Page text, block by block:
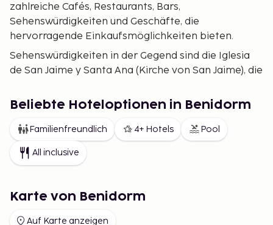
zahlreiche Cafés, Restaurants, Bars,
Sehenswürdigkeiten und Geschäfte, die
hervorragende Einkaufsmöglichkeiten bieten.
Sehenswürdigkeiten in der Gegend sind die Iglesia
de San Jaime y Santa Ana (Kirche von San Jaime), die
Castell und das La Cruz de Benidorm, die sich etwas
außerhalb der Stadt befinden.
Strände
Was die meisten Reisenden nach Benidorm lockt,
sind nicht nur das warme Klima, sondern auch die
westliche Poniente Beach und der östliche Levante
Beliebte Hoteloptionen in Benidorm
Familienfreundlich 4+ Hotels Pool
All inclusive
Karte von Benidorm
Auf Karte anzeigen